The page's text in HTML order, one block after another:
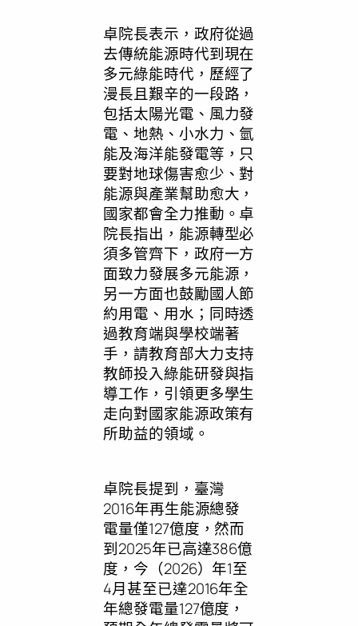
卓院長表示，政府從過
去傳統能源時代到現在
多元綠能時代，歷經了
漫長且艱辛的一段路，
包括太陽光電、風力發
電、地熱、小水力、氫
能及海洋能發電等，只
要對地球傷害愈少、對
能源與產業幫助愈大，
國家都會全力推動。卓
院長指出，能源轉型必
須多管齊下，政府一方
面致力發展多元能源，
另一方面也鼓勵國人節
約用電、用水；同時透
過教育端與學校端著
手，請教育部大力支持
教師投入綠能研發與指
導工作，引領更多學生
走向對國家能源政策有
所助益的領域。
卓院長提到，臺灣
2016年再生能源總發
電量僅127億度，然而
到2025年已高達386億
度，今（2026）年1至
4月甚至已達2016年全
年總發電量127億度，